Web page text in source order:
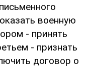
военную
- принять
- признать
договор о